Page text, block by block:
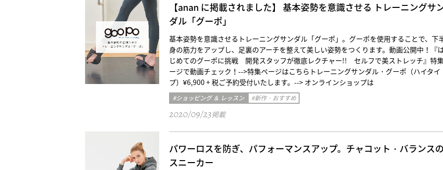
【anan に掲載されました】 基本姿勢を意識させる トレーニングサ
ダル「グーポ」
基本姿勢を意識させるトレーニングサンダル「グーポ」。グーポを使用することで、下
身の筋力をアップし、足裏のアーチを整えて美しい姿勢をつくります。動画公開中！『
じめてのグーポに挑戦 開発スタッフが徹底レクチャー!! セルフで美ストレッチ』特
ージで動画チェック！-->特集ページはこちらトレーニングサンダル・グーポ（ハイタイ
プ）¥6,900 + 税ご予約受付いたします。--> オンラインショップは
#ショッピング ＆ レッスン #新作・おすすめ
2020/09/23掲載
パワーロスを防ぎ、パフォーマンスアップ。チャコット・バランス
スニーカー